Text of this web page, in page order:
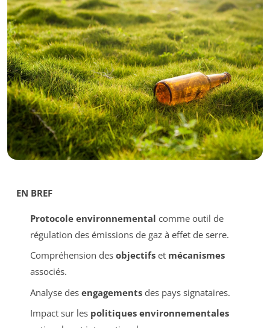
EN BREF
Protocole environnemental comme outil de
régulation des émissions de gaz à effet de serre.
Compréhension des objectifset mécanismes
associés.
Analyse des engagementsdes pays signataires.
Impact sur les politiques environnementales